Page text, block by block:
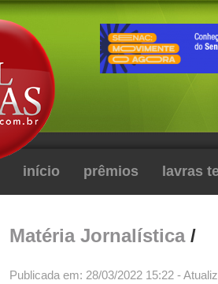
início prêmios lavras
Matéria Jornalística/
Publicada em: 28/03/2022 15:22 -